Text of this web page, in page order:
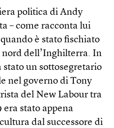
politica di Andy
– come racconta lui
è stato fischiato
dell’Inghilterra. In
un sottosegretario
nel governo di Tony
del New Labour tra
era stato appena
dal successore di